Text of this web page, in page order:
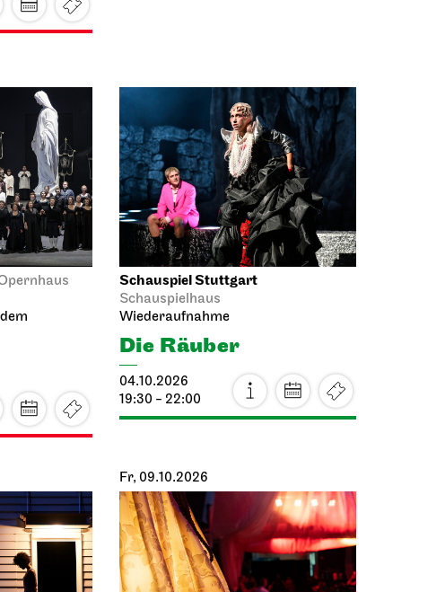
Schauspiel Stuttgart
Schauspielhaus
Wiederaufnahme
Die Räuber
04.10.2026
19:30 - 22:00
Fr, 09.10.2026